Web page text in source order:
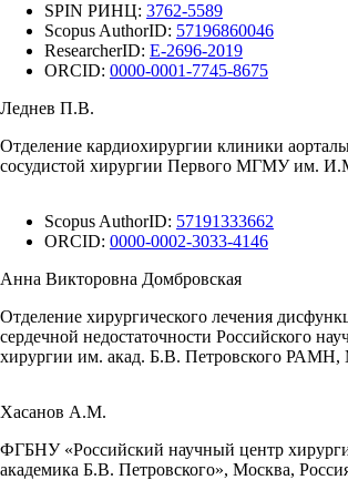
SPIN РИНЦ: 3762-5589
Scopus AuthorID: 57196860046
ResearcherID: E-2696-2019
ORCID: 0000-0001-7745-8675
Леднев П.В.
Отделение кардиохирургии клиники
сосудистой хирургии Первого МГМУ им.
Scopus AuthorID: 57191333662
ORCID: 0000-0002-3033-4146
Анна Викторовна Домбровская
Отделение хирургического лечения
сердечной недостаточности Российского
хирургии им. акад. Б.В. Петровского РАМН,
Хасанов А.М.
ФГБНУ «Российский научный центр
академика Б.В. Петровского», Москва,